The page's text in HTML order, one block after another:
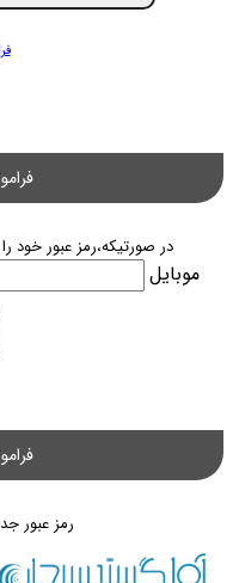
در صورتیکه،رمز عبور خود
موبایل
رمز عبور